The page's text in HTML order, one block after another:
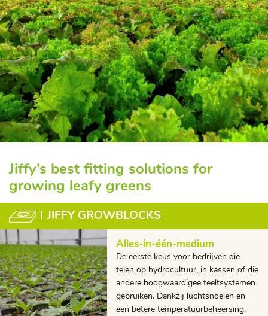
Jiffy’s best fitting solutions for
growing leafy greens
JIFFY GROWBLOCKS
Alles-in-één-medium
De eerste keus voor bedrijven die
telen op hydrocultuur, in kassen of die
andere hoogwaardigee teeltsystemen
gebruiken. Dankzij luchtsnoeien en
een betere temperatuurbeheersing,